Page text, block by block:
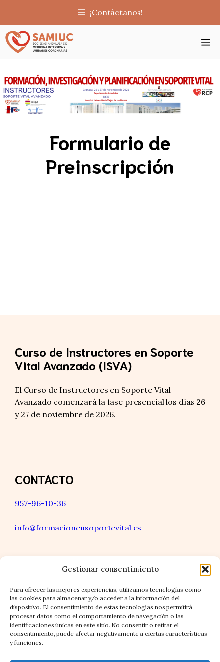
Gestionar consentimiento
Para ofrecer las mejores experiencias, utilizamos tecnologías como
las cookies para almacenar y/o acceder a la información del
dispositivo. El consentimiento de estas tecnologías nos permitirá
procesar datos como el comportamiento de navegación o las
identificaciones únicas en este sitio. No consentir o retirar el
consentimiento, puede afectar negativamente a ciertas características
y funciones.
al
contenido
¡Contáctanos!
Formulario de
Preinscripción
Curso de Instructores en Soporte
Vital Avanzado (ISVA)
El Curso de Instructores en Soporte Vital
Avanzado comenzará la fase presencial los días 26
y 27 de noviembre de 2026.
CONTACTO
957-96-10-36
info@formacionensoportevital.es
LOCALIZACIÓN
Sede: Facultad de Medicina de la Universidad de
Granada